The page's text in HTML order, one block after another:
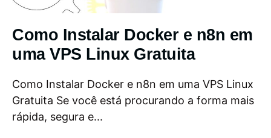
Como Instalar Docker e n8n em
uma VPS Linux Gratuita
Como Instalar Docker e n8n em uma VPS Linux
Gratuita Se você está procurando a forma mais
rápida, segura e...